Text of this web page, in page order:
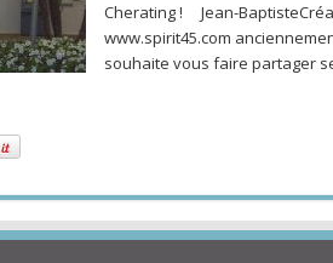
Cherating ! Jean-
www.spirit45.com
souhaite vous faire partager